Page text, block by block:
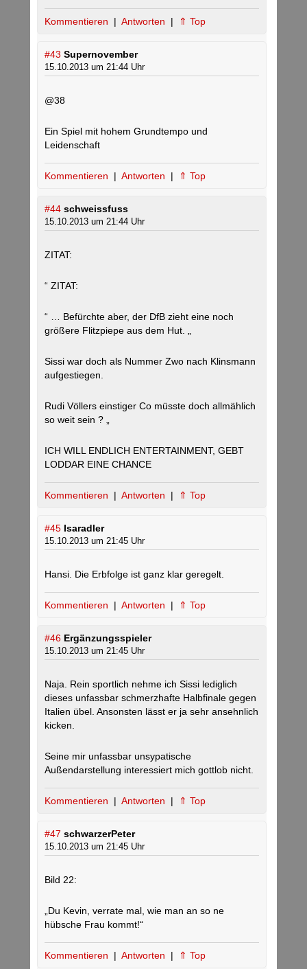
Kommentieren | Antworten | ⇑ Top
#43 Supernovember
15.10.2013 um 21:44 Uhr
@38
Ein Spiel mit hohem Grundtempo und
Leidenschaft
Kommentieren | Antworten | ⇑ Top
#44 schweissfuss
15.10.2013 um 21:44 Uhr
ZITAT:
“ ZITAT:
“ … Befürchte aber, der DfB zieht eine noch
größere Flitzpiepe aus dem Hut. „
Sissi war doch als Nummer Zwo nach Klinsmann
aufgestiegen.
Rudi Völlers einstiger Co müsste doch allmählich
so weit sein ? „
ICH WILL ENDLICH ENTERTAINMENT, GEBT
LODDAR EINE CHANCE
Kommentieren | Antworten | ⇑ Top
#45 Isaradler
15.10.2013 um 21:45 Uhr
Hansi. Die Erbfolge ist ganz klar geregelt.
Kommentieren | Antworten | ⇑ Top
#46 Ergänzungsspieler
15.10.2013 um 21:45 Uhr
Naja. Rein sportlich nehme ich Sissi lediglich
dieses unfassbar schmerzhafte Halbfinale gegen
Italien übel. Ansonsten lässt er ja sehr ansehnlich
kicken.
Seine mir unfassbar unsypatische
Außendarstellung interessiert mich gottlob nicht.
Kommentieren | Antworten | ⇑ Top
#47 schwarzerPeter
15.10.2013 um 21:45 Uhr
Bild 22:
„Du Kevin, verrate mal, wie man an so ne
hübsche Frau kommt!“
Kommentieren | Antworten | ⇑ Top